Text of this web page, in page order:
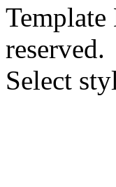
reserved.
Select